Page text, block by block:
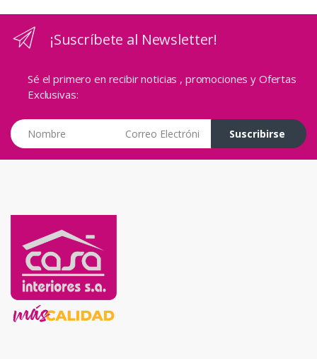
¡Suscríbete al Newsletter!
Sé el primero en recibir noticias , promociones y Ofertas
Exclusivas:
Suscribirse